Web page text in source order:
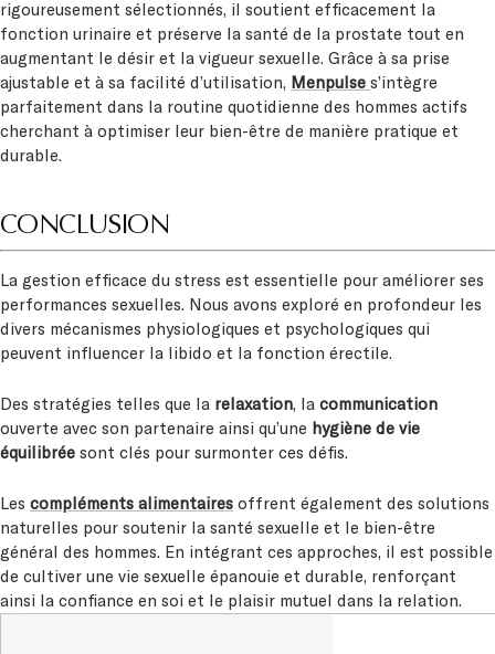
rigoureusement sélectionnés, il soutient efficacement la
fonction urinaire et préserve la santé de la prostate tout en
augmentant le désir et la vigueur sexuelle. Grâce à sa prise
ajustable et à sa facilité d’utilisation, Menpulse s’intègre
parfaitement dans la routine quotidienne des hommes actifs
cherchant à optimiser leur bien-être de manière pratique et
durable.
CONCLUSION
La gestion efficace du stress est essentielle pour améliorer ses
performances sexuelles. Nous avons exploré en profondeur les
divers mécanismes physiologiques et psychologiques qui
peuvent influencer la libido et la fonction érectile.
Des stratégies telles que la relaxation, la communication
ouverte avec son partenaire ainsi qu’une hygiène de vie
équilibrée sont clés pour surmonter ces défis.
Les compléments alimentaires offrent également des solutions
naturelles pour soutenir la santé sexuelle et le bien-être
général des hommes. En intégrant ces approches, il est possible
de cultiver une vie sexuelle épanouie et durable, renforçant
ainsi la confiance en soi et le plaisir mutuel dans la relation.